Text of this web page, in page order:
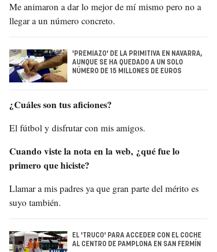
Me animaron a dar lo mejor de mí mismo pero no a
llegar a un número concreto.
'PREMIAZO' DE LA PRIMITIVA EN NAVARRA,
AUNQUE SE HA QUEDADO A UN SOLO
NÚMERO DE 15 MILLONES DE EUROS
¿Cuáles son tus aficiones?
El fútbol y disfrutar con mis amigos.
Cuando viste la nota en la web, ¿qué fue lo
primero que hiciste?
Llamar a mis padres ya que gran parte del mérito es
suyo también.
EL 'TRUCO' PARA ACCEDER CON EL COCHE
AL CENTRO DE PAMPLONA EN SAN FERMÍN